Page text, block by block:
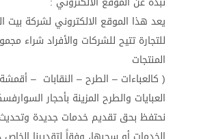
يعد هذا الموقع الالكتروني لشركة بيت
للتجارة تتيح للشركات والأفراد شراء
المنتجات
( كالعباءات – الطرح – النقابات –
العبايات والطرح المزينة بأحجار
نحتفظ بحق تقديم خدمات جديدة